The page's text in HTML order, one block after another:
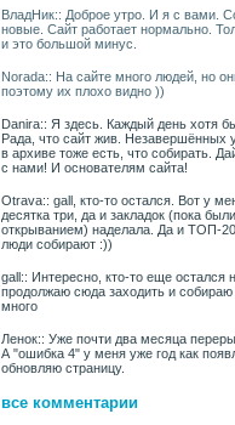
ВладНик:: Доброе утро. И я с вами.
новые. Сайт работает нормально.
и это большой минус.
Norada:: На сайте много людей, но
поэтому их плохо видно ))
Danira:: Я здесь. Каждый день хотя
Рада, что сайт жив. Незавершённых
в архиве тоже есть, что собирать.
с нами! И основателям сайта!
Otrava:: gall, кто-то остался. Вот у
десятка три, да и закладок (пока
открыванием) наделала. Да и ТОП-20
люди собирают :))
gall:: Интересно, кто-то еще остался
продолжаю сюда заходить и
много
Ленок:: Уже почти два месяца
А "ошибка 4" у меня уже год как
обновляю страницу.
все комментарии